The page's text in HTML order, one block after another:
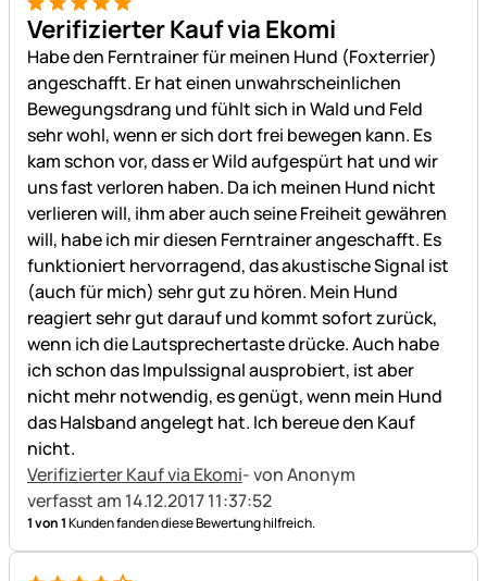
5 von 5
Verifizierter Kauf via Ekomi
Habe den Ferntrainer für meinen Hund (Foxterrier)
angeschafft. Er hat einen unwahrscheinlichen
Bewegungsdrang und fühlt sich in Wald und Feld
sehr wohl, wenn er sich dort frei bewegen kann. Es
kam schon vor, dass er Wild aufgespürt hat und wir
uns fast verloren haben. Da ich meinen Hund nicht
verlieren will, ihm aber auch seine Freiheit gewähren
will, habe ich mir diesen Ferntrainer angeschafft. Es
funktioniert hervorragend, das akustische Signal ist
(auch für mich) sehr gut zu hören. Mein Hund
reagiert sehr gut darauf und kommt sofort zurück,
wenn ich die Lautsprechertaste drücke. Auch habe
ich schon das Impulssignal ausprobiert, ist aber
nicht mehr notwendig, es genügt, wenn mein Hund
das Halsband angelegt hat. Ich bereue den Kauf
nicht.
Verifizierter Kauf via Ekomi- von Anonym
verfasst am 14.12.2017 11:37:52
1 von 1Kunden fanden diese Bewertung hilfreich.